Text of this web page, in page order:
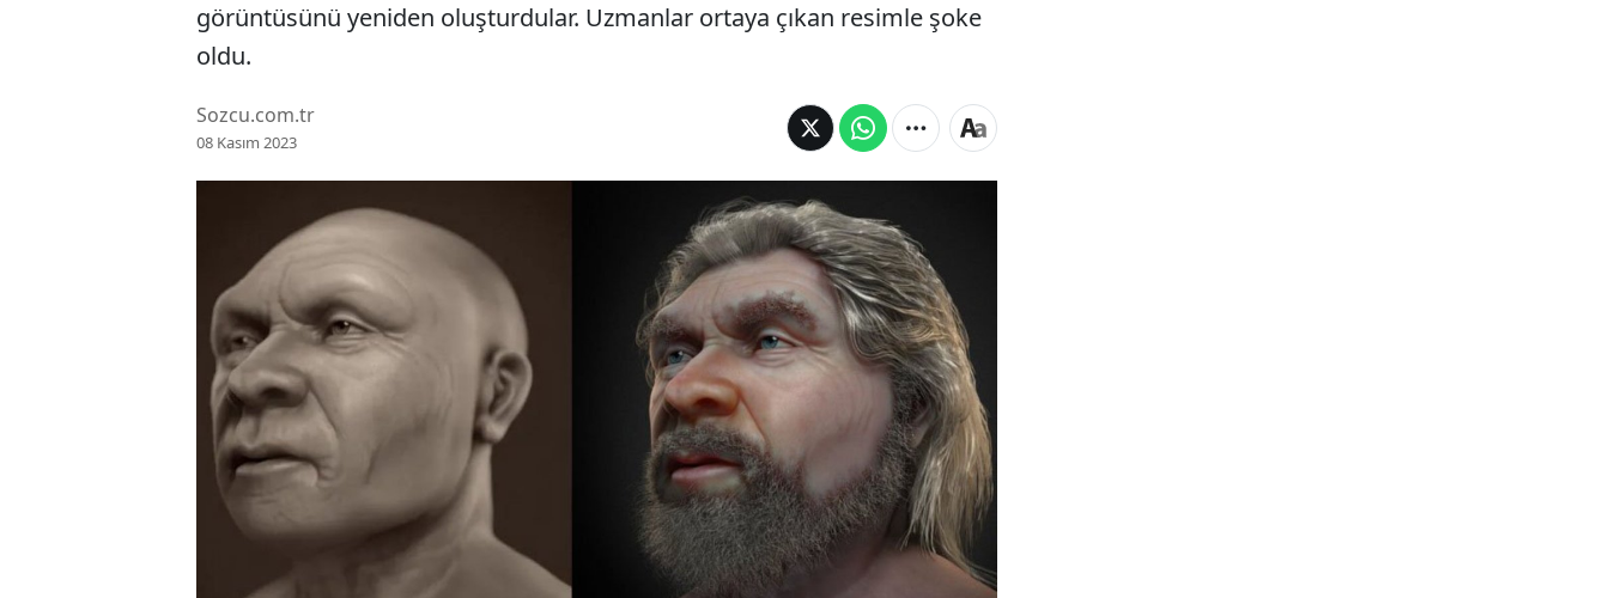
görüntüsünü yeniden oluşturdular. Uzmanlar ortaya çıkan resimle şoke
oldu.
Sozcu.com.tr
08 Kasım 2023
Araştırmacılar, yaklaşık 56 bin yıl önce yaşayan
Neandertal erkeğinin görüntüsünü yeniden
oluşturdular. Uzmanlar ortaya çıkan resimle şoke oldu.